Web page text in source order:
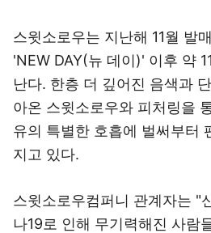
스윗소로우는 지난해 11월 발
'NEW DAY(뉴 데이)' 이후 약
난다. 한층 더 깊어진 음색과
아온 스윗소로우와 피처링을
유의 특별한 호흡에 벌써부터
지고 있다.
스윗소로우컴퍼니 관계자는 "
나19로 인해 무기력해진 사람